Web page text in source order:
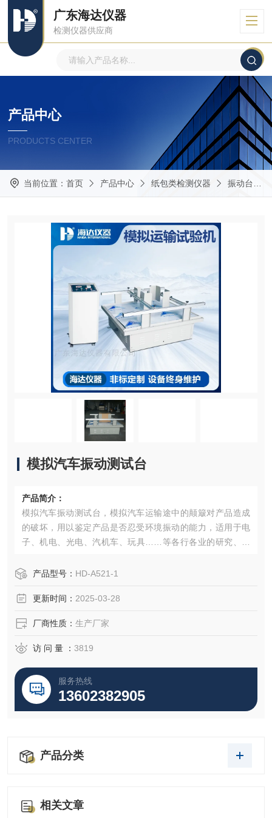
广东海达仪器
检测仪器供应商
产品中心
PRODUCTS CENTER
当前位置： 首页 产品中心 纸包类检测仪器 振动台
模拟汽车振动测试台
产品简介：
模拟汽车振动测试台，模拟汽车运输途中的颠簸对产品造成
的破坏，用以鉴定产品是否忍受环境振动的能力，适用于电
子、机电、光电、汽机车、玩具……等各行各业的研究、开
产品型号： HD-A521-1
更新时间： 2025-03-28
厂商性质： 生产厂家
访 问 量 ： 3819
服务热线
13602382905
产品分类
相关文章